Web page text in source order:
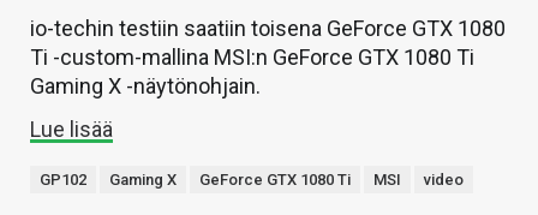
io-techin testiin saatiin toisena GeForce GTX 1080
Ti -custom-mallina MSI:n GeForce GTX 1080 Ti
Gaming X -näytönohjain.
Lue lisää
GP102 Gaming X GeForce GTX 1080 Ti MSI video